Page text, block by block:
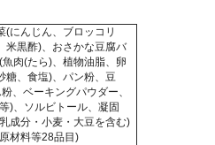
(にんじん、ブロッコリ
米黒酢)、おさかな豆腐バ
肉(たら)、植物油脂、卵
糖、食塩)、パン粉、豆
、ベーキングパウダー、
)、ソルビトール、凝固
成分・小麦・大豆を含む)
材料等28品目)